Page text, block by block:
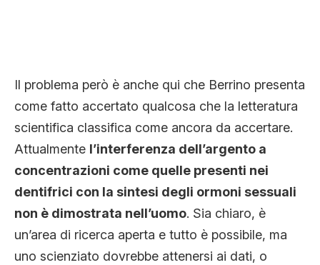
Il problema però è anche qui che Berrino presenta
come fatto accertato qualcosa che la letteratura
scientifica classifica come ancora da accertare.
Attualmente l’interferenza dell’argento a
concentrazioni come quelle presenti nei
dentifrici con la sintesi degli ormoni sessuali
non è dimostrata nell’uomo. Sia chiaro, è
un’area di ricerca aperta e tutto è possibile, ma
uno scienziato dovrebbe attenersi ai dati, o